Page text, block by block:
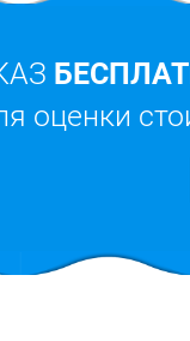
оценки